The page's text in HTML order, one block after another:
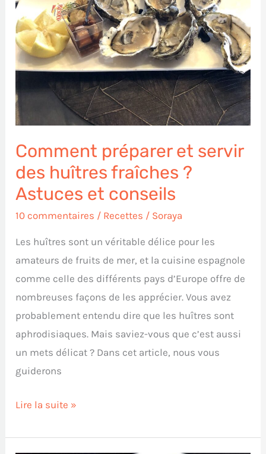
Comment préparer et servir
des huîtres fraîches ?
Astuces et conseils
10 commentaires / Recettes / Soraya
Les huîtres sont un véritable délice pour les
amateurs de fruits de mer, et la cuisine espagnole
comme celle des différents pays d’Europe offre de
nombreuses façons de les apprécier. Vous avez
probablement entendu dire que les huîtres sont
aphrodisiaques. Mais saviez-vous que c’est aussi
un mets délicat ? Dans cet article, nous vous
guiderons
servir
des
huîtres
fraîches
Astuces
et
conseils
Lire la suite »